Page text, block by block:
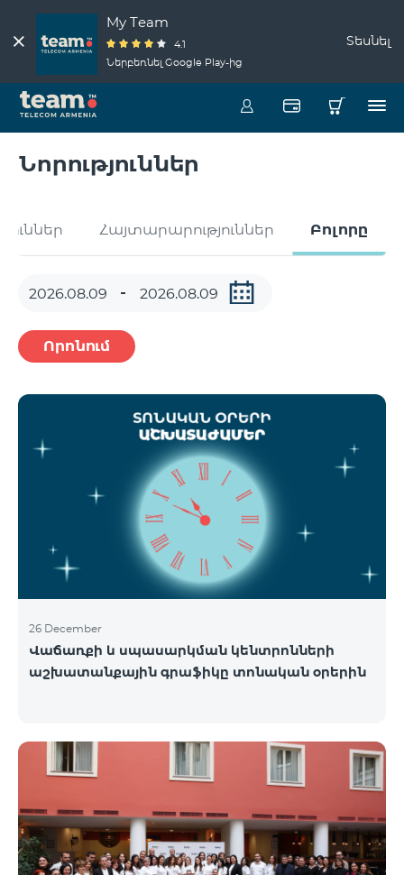
My Team
4.1
Ներբեռնել Google Play-ից
Տեսնել
Նորություններ
Հայտարարություններ Բոլորը
Որոնում
26 December
Վաճառքի և սպասարկման կենտրոնների
աշխատանքային գրաֆիկը տոնական օրերին